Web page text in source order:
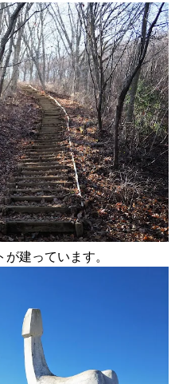
建っています。